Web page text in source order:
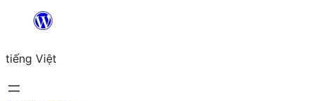
Chuyển
phần
nội
tiếng Việt